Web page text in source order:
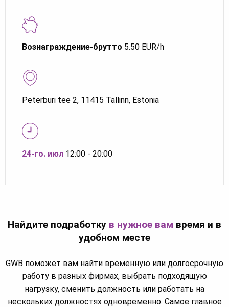
Вознаграждение-брутто 5.50 EUR/h
Peterburi tee 2, 11415 Tallinn, Estonia
24-го. июл 12:00 - 20:00
Найдите подработку в нужное вам время и в
удобном месте
GWB поможет вам найти временную или долгосрочную
работу в разных фирмах, выбрать подходящую
нагрузку, сменить должность или работать на
нескольких должностях одновременно. Самое главное